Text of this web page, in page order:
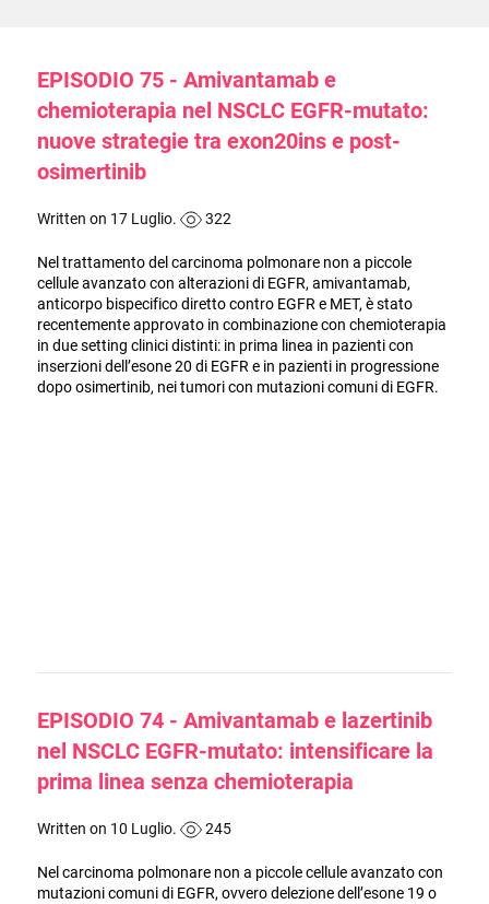
EPISODIO 75 - Amivantamab e
chemioterapia nel NSCLC EGFR-mutato:
nuove strategie tra exon20ins e post-
osimertinib
Written on 17 Luglio. 322
Nel trattamento del carcinoma polmonare non a piccole
cellule avanzato con alterazioni di EGFR, amivantamab,
anticorpo bispecifico diretto contro EGFR e MET, è stato
recentemente approvato in combinazione con chemioterapia
in due setting clinici distinti: in prima linea in pazienti con
inserzioni dell’esone 20 di EGFR e in pazienti in progressione
dopo osimertinib, nei tumori con mutazioni comuni di EGFR.
EPISODIO 74 - Amivantamab e lazertinib
nel NSCLC EGFR-mutato: intensificare la
prima linea senza chemioterapia
Written on 10 Luglio. 245
Nel carcinoma polmonare non a piccole cellule avanzato con
mutazioni comuni di EGFR, ovvero delezione dell’esone 19 o